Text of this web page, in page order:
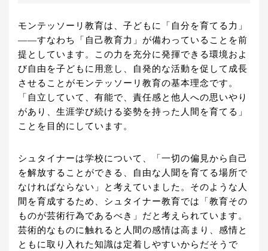
モンテッソーリ教育は、子どもに「自分を育てる力」
――すなわち「自己教育力」が備わっていることを前
提としています。この力を充分に発揮できる環境およ
び自由を子どもに用意し、自発的な活動を促して成長
させることがモンテッソーリ教育の基本理念です。
「自立していて、有能で、責任感と他人への思いやり
があり、生涯学び続ける姿勢を持った人間を育てる」
ことを目的にしています。
シュタイナーは学校について、「一切の偏見から自己
を解放することができる、自由な人聞を育てる場所で
なければならない」と考えていました。そのような人
間を育成するため、シュタイナー教育では「教育その
ものが芸術行為であるべき」だと考えられています。
芸術的なものに触れると人間の感情は高まり、感情と
ともに取り入れた知識は定着しやすいからだそうで